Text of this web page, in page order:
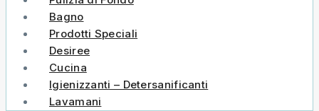
Bagno
Prodotti Speciali
Desiree
Cucina
Igienizzanti – Detersanificanti
Lavamani